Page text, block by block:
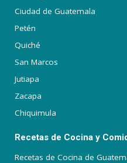
Ciudad de Guatemala
Petén
Quiché
San Marcos
Jutiapa
Zacapa
Chiquimula
Recetas de Cocina y
Recetas de Cocina de